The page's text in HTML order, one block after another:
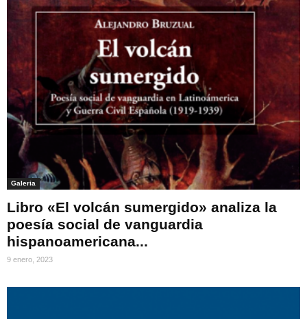
Galeria
Libro «El volcán sumergido» analiza la
poesía social de vanguardia
hispanoamericana...
9 enero, 2023